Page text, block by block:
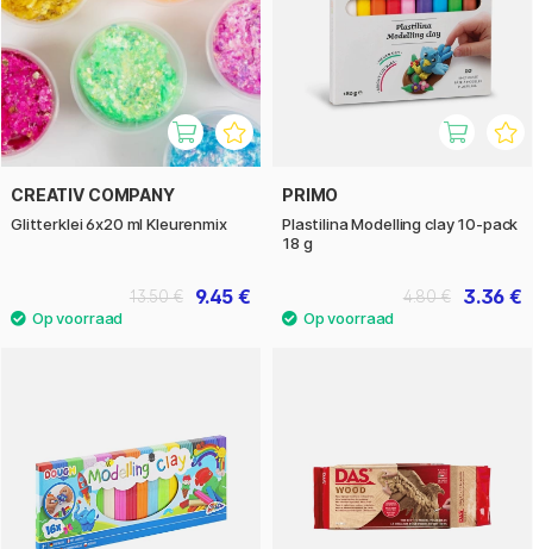
CREATIV COMPANY
Glitterklei 6x20 ml Kleurenmix
9.45 €
13.50 €
PRIMO
Plastilina Modelling clay 10-pack
18 g
3.36 €
4.80 €